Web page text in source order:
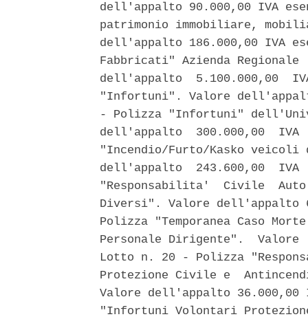
dell'appalto 90.000,00 IVA
patrimonio immobiliare,
dell'appalto 186.000,00 IVA
Fabbricati" Azienda
dell'appalto  5.100.000,00
"Infortuni". Valore
- Polizza "Infortuni"
dell'appalto  300.000,00
"Incendio/Furto/Kasko
dell'appalto  243.600,00
"Responsabilita'  Civile
Diversi". Valore dell'appalto
Polizza "Temporanea Caso
Personale Dirigente".
Lotto n. 20 - Polizza
Protezione Civile e
Valore dell'appalto
"Infortuni Volontari